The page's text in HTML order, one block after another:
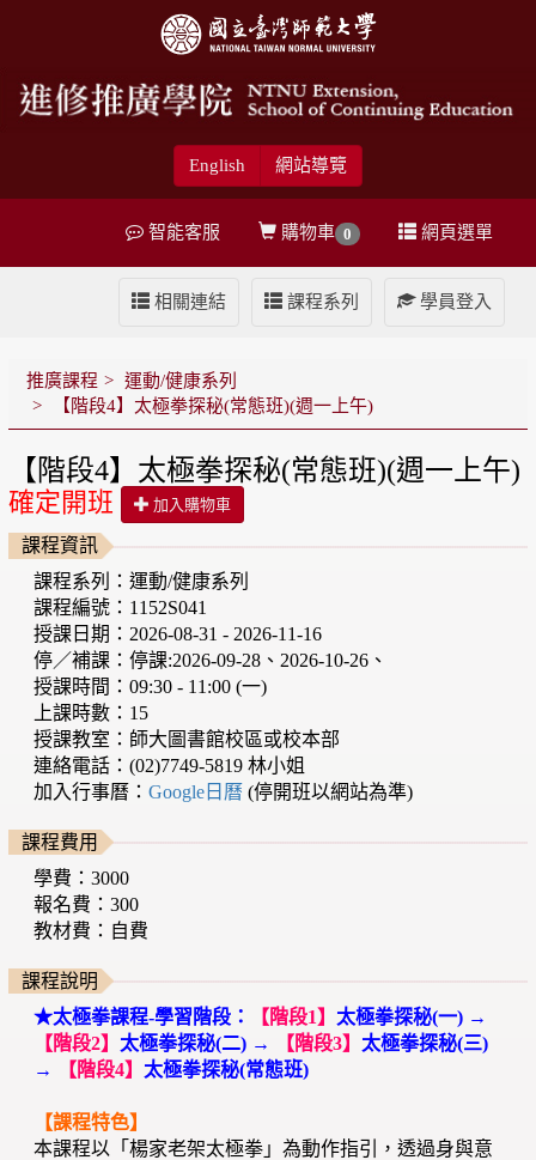
English 網站導覽
網頁選單
購物車 0
智能客服
學員登入
課程系列
相關連結
推廣課程
運動/健康系列
【階段4】太極拳探秘(常態班)(週一上午)
【階段4】太極拳探秘(常態班)(週一上午)
確定開班 加入購物車
課程資訊
課程系列：運動/健康系列
課程編號：1152S041
授課日期：2026-08-31 - 2026-11-16
停／補課：停課:2026-09-28、2026-10-26、
授課時間：09:30 - 11:00 (一)
上課時數：15
授課教室：師大圖書館校區或校本部
連絡電話：(02)7749-5819 林小姐
加入行事曆：Google日曆(停開班以網站為準)
課程費用
學費：3000
報名費：300
教材費：自費
課程說明
★太極拳課程-學習階段：
【階段1】 太極拳探秘(一) →
【階段2】 太極拳探秘(二) → 【階段3】 太極拳探秘(三)
→
【階段4】 太極拳探秘(常態班)
【課程特色】
本課程以「楊家老架太極拳」為動作指引，透過身與意